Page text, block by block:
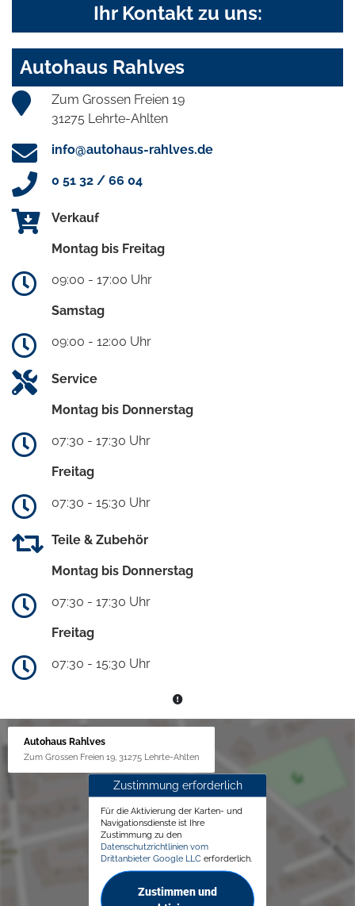
Ihr Kontakt zu uns:
Autohaus Rahlves
Zum Grossen Freien 19
31275 Lehrte-Ahlten
info@autohaus-rahlves.de
0 51 32 / 66 04
Verkauf
Montag bis Freitag
09:00 - 17:00 Uhr
Samstag
09:00 - 12:00 Uhr
Service
Montag bis Donnerstag
07:30 - 17:30 Uhr
Freitag
07:30 - 15:30 Uhr
Teile & Zubehör
Montag bis Donnerstag
07:30 - 17:30 Uhr
Freitag
07:30 - 15:30 Uhr
Autohaus Rahlves
Zum Grossen Freien 19, 31275 Lehrte-Ahlten
Zustimmung erforderlich
Für die Aktivierung der Karten- und
Navigationsdienste ist Ihre
Zustimmung zu den
Datenschutzrichtlinien vom
Drittanbieter Google LLC erforderlich.
Zustimmen und